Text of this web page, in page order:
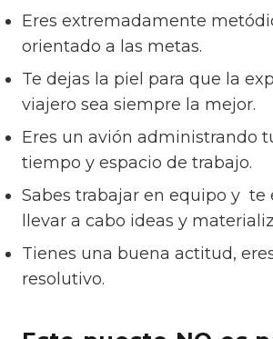
Eres extremadamente
orientado a las metas.
Te dejas la piel para que la
viajero sea siempre la mejor.
Eres un avión administrando
tiempo y espacio de trabajo.
Sabes trabajar en equipo y te
llevar a cabo ideas y
Tienes una buena actitud,
resolutivo.